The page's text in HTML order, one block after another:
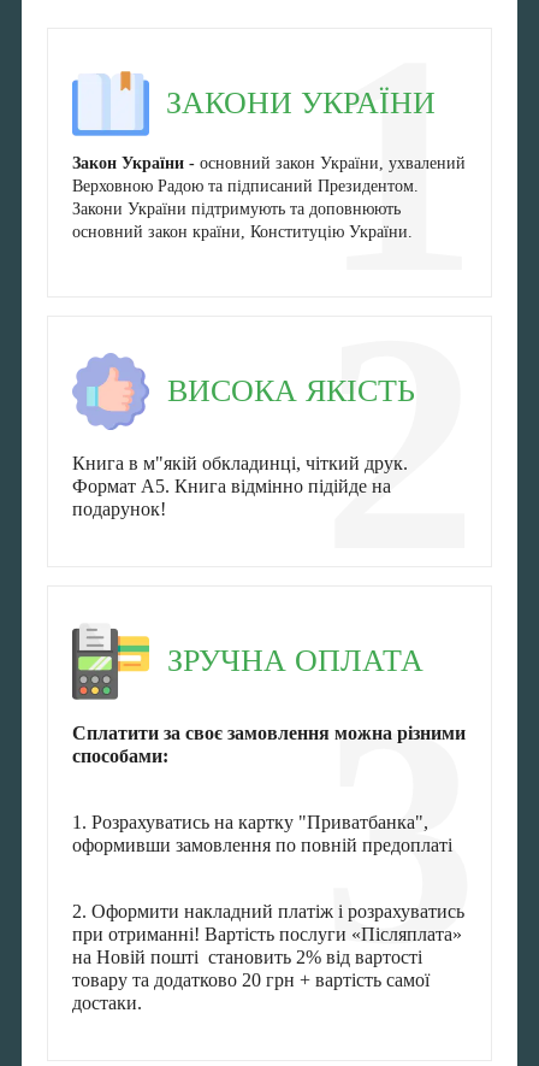
1
ЗАКОНИ УКРАЇНИ
Закон України - основний закон України, ухвалений
Верховною Радою та підписаний Президентом.
Закони України підтримують та доповнюють
основний закон країни, Конституцію України.
2
ВИСОКА ЯКІСТЬ
Книга в м"якій обкладинці, чіткий друк.
Формат А5. Книга відмінно підійде на
подарунок!
3
ЗРУЧНА ОПЛАТА
Сплатити за своє замовлення можна різними
способами:
1. Розрахуватись на картку "Приватбанка",
оформивши замовлення по повній предоплаті
2. Оформити накладний платіж і розрахуватись
при отриманні! Вартість послуги «Післяплата»
на Новій пошті становить 2% від вартості
товару та додатково 20 грн + вартість самої
достаки.